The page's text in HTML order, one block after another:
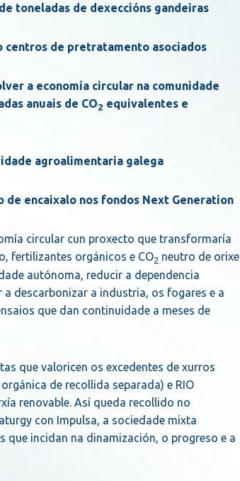
toneladas de dexeccións gandeiras
centros de pretratamento asociados
a economía circular na comunidade
anuais de CO2 equivalentes e
agroalimentaria galega
encaixalo nos fondos Next Generation
circular cun proxecto que transformaría
fertilizantes orgánicos e CO2 neutro de orixe
autónoma, reducir a dependencia
descarbonizar a industria, os fogares e a
que dan continuidade a meses de
que valoricen os excedentes de xurros
de recollida separada) e RIO
renovable. Así queda recollido no
con Impulsa, a sociedade mixta
que incidan na dinamización, o progreso e a